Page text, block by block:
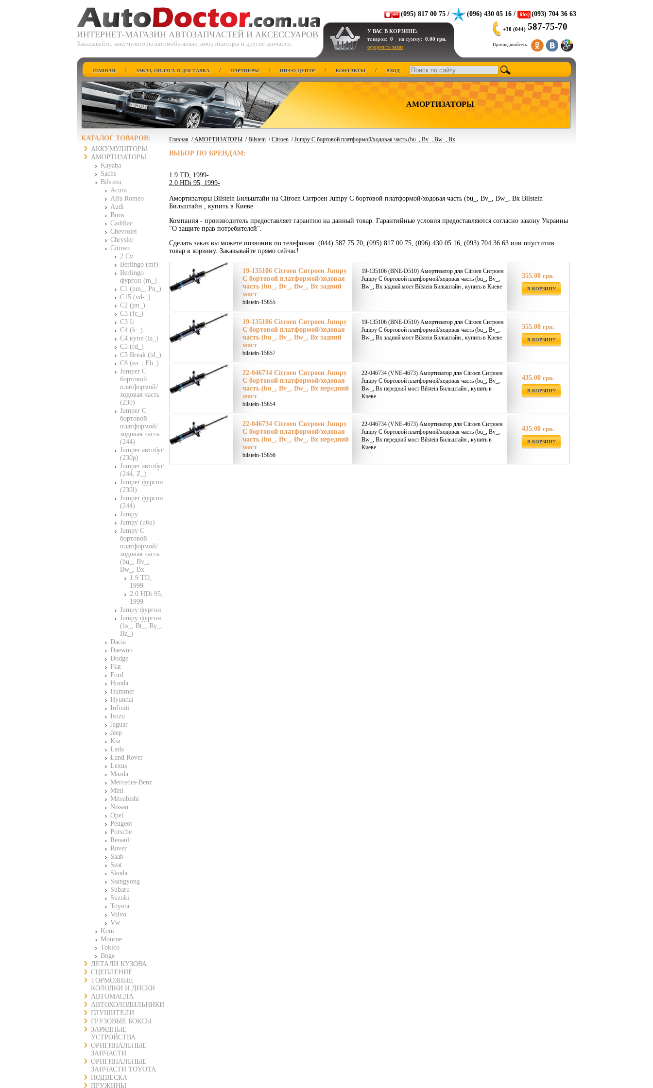
ИНТЕРНЕТ-МАГАЗИН АВТОЗАПЧАСТЕЙ И АКСЕССУАРОВ
Заказывайте: аккумуляторы автомобильные, амортизаторы и другие запчасти.
(095) 817 00 75 / (096) 430 05 16 / (093) 704 36 63
У ВАС В КОРЗИНЕ:
товаров: 0 на сумму: 0.00 грн.
оформить заказ
+38 (044) 587-75-70
Присоединяйтесь:
ГЛАВНАЯ / ЗАКАЗ, ОПЛАТА И ДОСТАВКА / ПАРТНЕРЫ / ИНФО-ЦЕНТР / КОНТАКТЫ / ВХОД
АМОРТИЗАТОРЫ
КАТАЛОГ ТОВАРОВ:
АККУМУЛЯТОРЫ
АМОРТИЗАТОРЫ
Kayaba
Sachs
Bilstein
Acura
Alfa Romeo
Audi
Bmw
Cadillac
Chevrolet
Chrysler
Citroen
2 Cv
Berlingo (mf)
Berlingo
фургон (m_)
C1 (pm_, Pn_)
C15 (vd-_)
C2 (jm_)
C3 (fc_)
C3 Ii
C4 (lc_)
C4 купе (la_)
C5 (rd_)
C5 Break (td_)
C8 (ea_, Eb_)
Jumper C
бортовой
платформой/
ходовая часть
(230)
Jumper C
бортовой
платформой/
ходовая часть
(244)
Jumper автобус
(230p)
Jumper автобус
(244, Z_)
Jumper фургон
(230l)
Jumper фургон
(244)
Jumpy
Jumpy (u6u)
Jumpy C
бортовой
платформой/
ходовая часть
(bu_, Bv_,
Bw_, Bx
1.9 TD,
1999-
2.0 HDi 95,
1999-
Jumpy фургон
Jumpy фургон
(bs_, Bt_, By_,
Bz_)
Dacia
Daewoo
Dodge
Fiat
Ford
Honda
Hummer
Hyundai
Infiniti
Isuzu
Jaguar
Jeep
Kia
Lada
Land Rover
Lexus
Mazda
Mercedes-Benz
Mini
Mitsubishi
Nissan
Opel
Peugeot
Porsche
Renault
Rover
Saab
Seat
Skoda
Ssangyong
Subaru
Suzuki
Toyota
Volvo
Vw
Koni
Monroe
Tokico
Boge
ДЕТАЛИ КУЗОВА
СЦЕПЛЕНИЕ
ТОРМОЗНЫЕ
КОЛОДКИ И ДИСКИ
АВТОМАСЛА
АВТОХОЛОДИЛЬНИКИ
ГЛУШИТЕЛИ
ГРУЗОВЫЕ БОКСЫ
ЗАРЯДНЫЕ
УСТРОЙСТВА
ОРИГИНАЛЬНЫЕ
ЗАПЧАСТИ
ОРИГИНАЛЬНЫЕ
ЗАПЧАСТИ TOYOTA
ПОДВЕСКА
ПРУЖИНЫ
Главная /АМОРТИЗАТОРЫ /Bilstein /Citroen /Jumpy C бортовой платформой/ходовая часть (bu_, Bv_, Bw_, Bx
ВЫБОР ПО БРЕНДАМ:
1.9 TD, 1999-
2.0 HDi 95, 1999-
Амортизаторы Bilstein Бильштайн на Citroen Ситроен Jumpy C бортовой платформой/ходовая часть (bu_, Bv_, Bw_, Bx Bilstein
Бильштайн , купить в Киеве
Компания - производитель предоставляет гарантию на данный товар. Гарантийные условия предоставляются согласно закону Украины
"О защите прав потребителей".
Сделать заказ вы можете позвонив по телефонам: (044) 587 75 70, (095) 817 00 75, (096) 430 05 16, (093) 704 36 63 или опуститив
товар в корзину. Заказывайте прямо сейчас!
19-135106 Citroen Ситроен Jumpy
C бортовой платформой/ходовая
часть (bu_, Bv_, Bw_, Bx задний
мост
bilstein-15855
19-135106 (BNE-D510) Амортизатор для Citroen Ситроен
Jumpy C бортовой платформой/ходовая часть (bu_, Bv_,
Bw_, Bx задний мост Bilstein Бильштайн , купить в Киеве
355.00 грн.
В КОРЗИНУ
19-135106 Citroen Ситроен Jumpy
C бортовой платформой/ходовая
часть (bu_, Bv_, Bw_, Bx задний
мост
bilstein-15857
19-135106 (BNE-D510) Амортизатор для Citroen Ситроен
Jumpy C бортовой платформой/ходовая часть (bu_, Bv_,
Bw_, Bx задний мост Bilstein Бильштайн , купить в Киеве
355.00 грн.
В КОРЗИНУ
22-046734 Citroen Ситроен Jumpy
C бортовой платформой/ходовая
часть (bu_, Bv_, Bw_, Bx передний
мост
bilstein-15854
22-046734 (VNE-4673) Амортизатор для Citroen Ситроен
Jumpy C бортовой платформой/ходовая часть (bu_, Bv_,
Bw_, Bx передний мост Bilstein Бильштайн , купить в
Киеве
435.00 грн.
В КОРЗИНУ
22-046734 Citroen Ситроен Jumpy
C бортовой платформой/ходовая
часть (bu_, Bv_, Bw_, Bx передний
мост
bilstein-15856
22-046734 (VNE-4673) Амортизатор для Citroen Ситроен
Jumpy C бортовой платформой/ходовая часть (bu_, Bv_,
Bw_, Bx передний мост Bilstein Бильштайн , купить в
Киеве
435.00 грн.
В КОРЗИНУ